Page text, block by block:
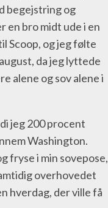
begejstring og
en bro midt ude i en
Scoop, og jeg følte
da jeg lyttede
alene og sov alene i
jeg 200 procent
Washington.
fryse i min sovepose,
overhovedet
hverdag, der ville få